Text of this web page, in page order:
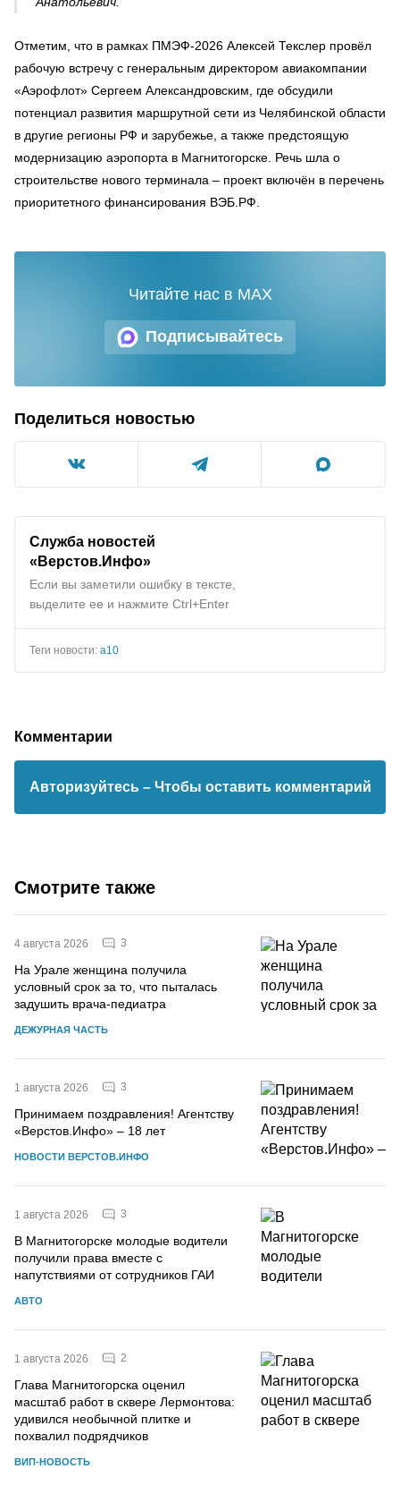
Отметим, что в рамках ПМЭФ-2026 Алексей Текслер провёл
рабочую встречу с генеральным директором авиакомпании
«Аэрофлот» Сергеем Александровским, где обсудили
потенциал развития маршрутной сети из Челябинской области
в другие регионы РФ и зарубежье, а также предстоящую
модернизацию аэропорта в Магнитогорске. Речь шла о
строительстве нового терминала – проект включён в перечень
приоритетного финансирования ВЭБ.РФ.
Подписывайтесь
Читайте нас в MAX
Поделиться новостью
Служба новостей
«Верстов.Инфо»
Если вы заметили ошибку в тексте,
выделите ее и нажмите Ctrl+Enter
Теги новости: а10
Комментарии
Авторизуйтесь – Чтобы оставить комментарий
Смотрите также
4 августа 2026 3
На Урале женщина получила
условный срок за то, что пыталась
задушить врача-педиатра
ДЕЖУРНАЯ ЧАСТЬ
1 августа 2026 3
Принимаем поздравления! Агентству
«Верстов.Инфо» – 18 лет
НОВОСТИ ВЕРСТОВ.ИНФО
1 августа 2026 3
В Магнитогорске молодые водители
получили права вместе с
напутствиями от сотрудников ГАИ
АВТО
1 августа 2026 2
Глава Магнитогорска оценил
масштаб работ в сквере Лермонтова:
удивился необычной плитке и
похвалил подрядчиков
ВИП-НОВОСТЬ